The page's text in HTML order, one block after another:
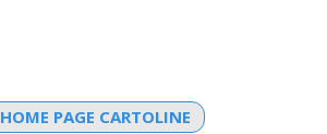
HOME PAGE CARTOLINE